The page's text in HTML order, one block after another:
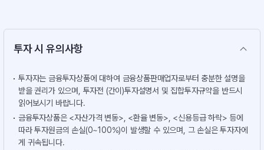
투자 시 유의사항
투자자는 금융투자상품에 대하여 금융상품판매업자로부터 충분한 설명을
받을 권리가 있으며, 투자전 (간이)투자설명서 및 집합투자규약을 반드시
읽어보시기 바랍니다.
금융투자상품은 <자산가격 변동>, <환율 변동>, <신용등급 하락> 등에
따라 투자원금의 손실(0~100%)이 발생할 수 있으며, 그 손실은 투자자에
게 귀속됩니다.